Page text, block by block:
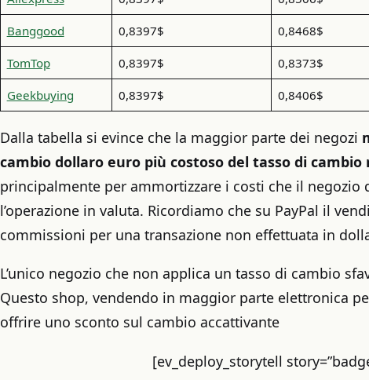
Banggood 0,8397$ 0,8468$
TomTop 0,8397$ 0,8373$
Geekbuying 0,8397$ 0,8406$
Dalla tabella si evince che la maggior parte dei negozi
cambio dollaro euro più costoso del tasso di cambio
principalmente per ammortizzare i costi che il negozio
l’operazione in valuta. Ricordiamo che su PayPal il
commissioni per una transazione non effettuata in
L’unico negozio che non applica un tasso di cambio
Questo shop, vendendo in maggior parte elettronica
offrire uno sconto sul cambio accattivante
[ev_deploy_storytell